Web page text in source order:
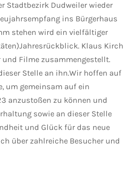
Stadtbezirk Dudweiler wieder
ins Bürgerhaus
stehen wird ein vielfältiger
Klaus Kirch
und Filme zusammengestellt.
Stelle an ihn.Wir hoffen auf
um gemeinsam auf ein
anzustoßen zu können und
sowie an dieser Stelle
und Glück für das neue
über zahlreiche Besucher und